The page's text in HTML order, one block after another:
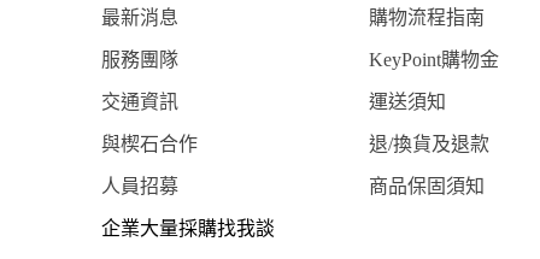
最新消息 購物流程指南
服務團隊 KeyPoint購物金
交通資訊 運送須知
與楔石合作 退/換貨及退款
人員招募 商品保固須知
企業大量採購找我談